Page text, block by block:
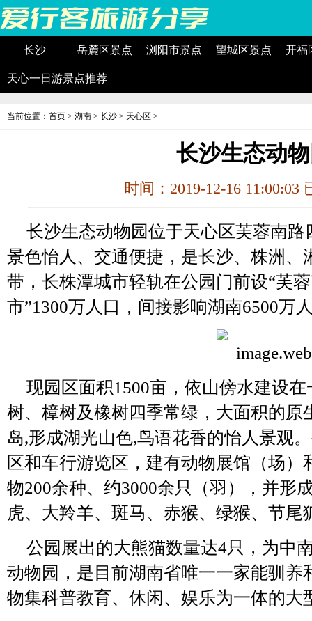
长沙 岳麓区景点 浏阳市景点 望城区景点 开福
天心一日游景点推荐
当前位置： 首页 > 湖南 > 长沙 > 天心区 >
长沙生态动
时间：2019-12-16 11:00:03
长沙生态动物园位于天心区芙蓉南路
景色怡人、交通便捷，是长沙、株洲、
带，长株潭城市轻轨在公园门前设“芙
市”1300万人口，间接影响湖南6500万
现园区面积1500亩，依山傍水建设
树、樟树及橡树四季常绿，大面积的原
岛,形成湖光山色,鸟语花香的怡人景观
区和车行游览区，建有动物展馆（场）
物200余种、约3000余只（羽），并形
虎、大羚羊、斑马、赤猴、绿猴、节尾
公园展出的大熊猫数量达4只，为中
动物园，是目前湖南省唯一一家能驯养
物集科普教育、休闲、娱乐为一体的大